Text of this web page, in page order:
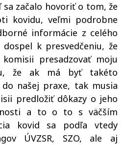
sa začalo hovoriť o tom, že
kovidu, veľmi podrobne
informácie z celého
k presvedčeniu, že
presadzovať moju
že ak má byť takéto
do našej praxe, tak musia
predložiť dôkazy o jeho
a to o to s väčším
kovid sa podľa vtedy
ÚVZSR, SZO, ale aj